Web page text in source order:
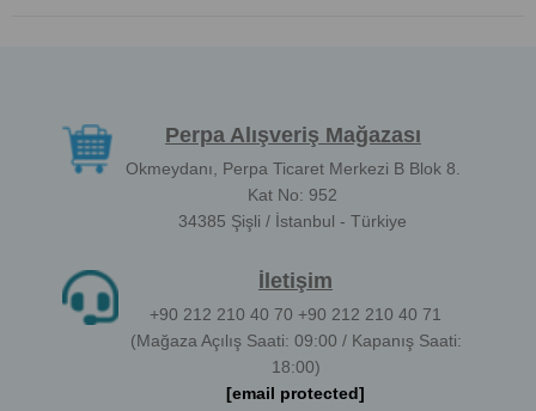
Perpa Alışveriş Mağazası
Okmeydanı, Perpa Ticaret Merkezi B Blok 8.
Kat No: 952
34385 Şişli / İstanbul - Türkiye
İletişim
+90 212 210 40 70 +90 212 210 40 71
(Mağaza Açılış Saati: 09:00 / Kapanış Saati:
18:00)
[email protected]